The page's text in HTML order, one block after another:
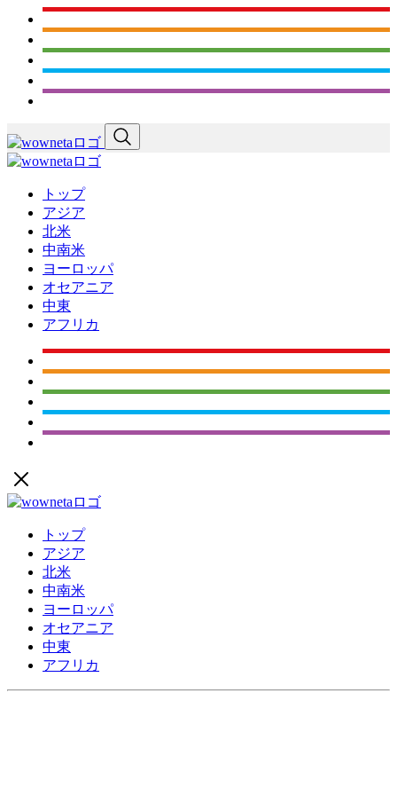
トップ
アジア
北米
中南米
ヨーロッパ
オセアニア
中東
アフリカ
トップ
アジア
北米
中南米
ヨーロッパ
オセアニア
中東
アフリカ